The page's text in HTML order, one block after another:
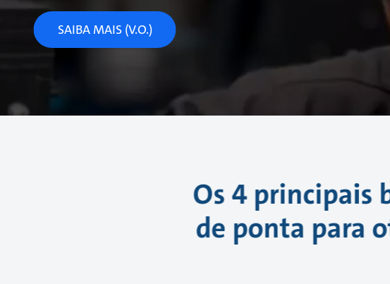
SAIBA MAIS (V.O.)
Os 4 principais
de ponta para